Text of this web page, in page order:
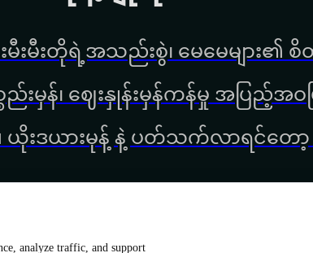
မီးမီးတိုရဲ့အသည်းစွဲ၊ မေမေများ၏ စိ
စ္စည်းမှန်၊ ‌ဈေးနှုန်းမှန်ကန်မှု အပြည့်
ယိုးဒယားမုန့် နဲ့ ပတ်သက်လာရင်တော့
analyze traffic, and support